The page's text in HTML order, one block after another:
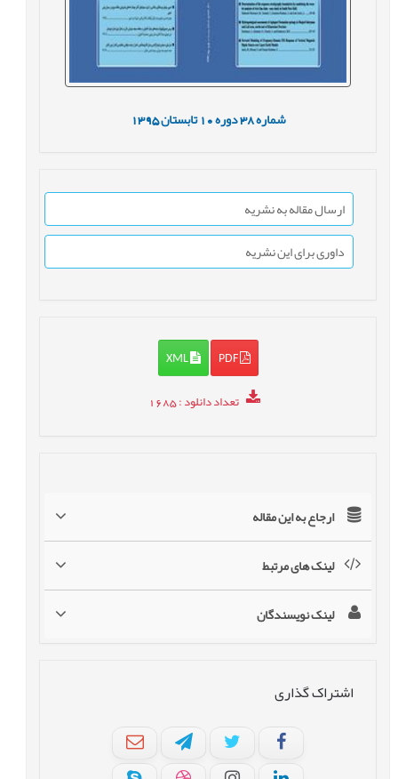
شماره38 دوره10 تابستان1395
ارسال مقاله به نشریه
داوری برای این نشریه
PDF
XML
تعداد دانلود: 1685
ارجاع به این مقاله
لینک های مرتبط
لینک نویسندگان
اشتراک گذاری